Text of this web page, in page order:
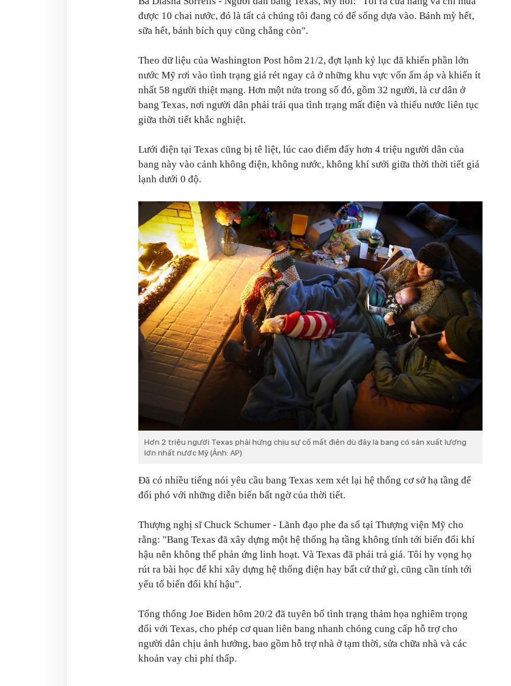
được 10 chai nước, đó là tất cả chúng tôi đang có để sống dựa vào. Bánh mỳ hết,
sữa hết, bánh bích quy cũng chẳng còn".
Theo dữ liệu của Washington Post hôm 21/2, đợt lạnh kỷ lục đã khiến phần lớn
nước Mỹ rơi vào tình trạng giá rét ngay cả ở những khu vực vốn ấm áp và khiến ít
nhất 58 người thiệt mạng. Hơn một nửa trong số đó, gồm 32 người, là cư dân ở
bang Texas, nơi người dân phải trải qua tình trạng mất điện và thiếu nước liên tục
giữa thời tiết khắc nghiệt.
Lưới điện tại Texas cũng bị tê liệt, lúc cao điểm đẩy hơn 4 triệu người dân của
bang này vào cảnh không điện, không nước, không khí sưởi giữa thời thời tiết giá
lạnh dưới 0 độ.
Hơn 2 triệu người Texas phải hứng chịu sự cố mất điện dù đây là bang có sản xuất lượng
lớn nhất nước Mỹ (Ảnh: AP)
Đã có nhiều tiếng nói yêu cầu bang Texas xem xét lại hệ thống cơ sở hạ tầng để
đối phó với những diễn biến bất ngờ của thời tiết.
Thượng nghị sĩ Chuck Schumer - Lãnh đạo phe đa số tại Thượng viện Mỹ cho
rằng: "Bang Texas đã xây dựng một hệ thống hạ tầng không tính tới biến đổi khí
hậu nên không thể phản ứng linh hoạt. Và Texas đã phải trả giá. Tôi hy vọng họ
rút ra bài học để khi xây dựng hệ thống điện hay bất cứ thứ gì, cũng cần tính tới
yếu tố biến đổi khí hậu".
Tổng thống Joe Biden hôm 20/2 đã tuyên bố tình trạng thảm họa nghiêm trọng
đối với Texas, cho phép cơ quan liên bang nhanh chóng cung cấp hỗ trợ cho
người dân chịu ảnh hưởng, bao gồm hỗ trợ nhà ở tạm thời, sửa chữa nhà và các
khoản vay chi phí thấp.